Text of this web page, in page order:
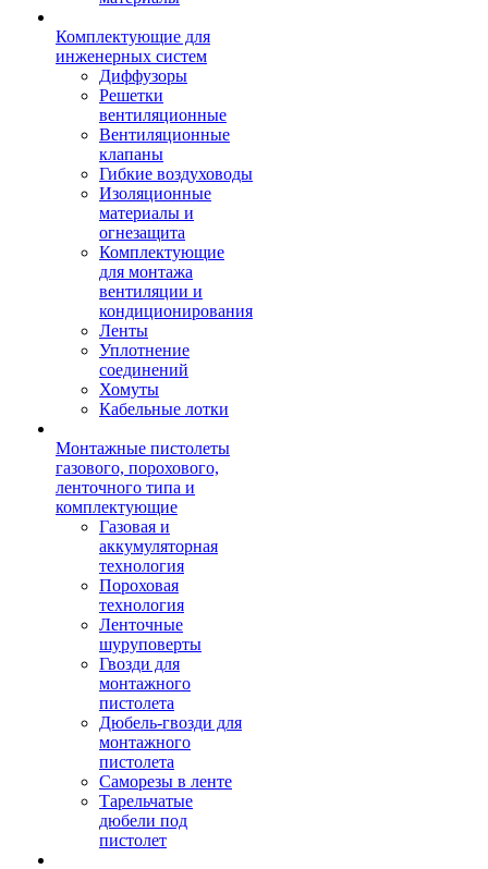
Комплектующие для
инженерных систем
Диффузоры
Решетки
вентиляционные
Вентиляционные
клапаны
Гибкие воздуховоды
Изоляционные
материалы и
огнезащита
Комплектующие
для монтажа
вентиляции и
кондиционирования
Ленты
Уплотнение
соединений
Хомуты
Кабельные лотки
Монтажные пистолеты
газового, порохового,
ленточного типа и
комплектующие
Газовая и
аккумуляторная
технология
Пороховая
технология
Ленточные
шуруповерты
Гвозди для
монтажного
пистолета
Дюбель-гвозди для
монтажного
пистолета
Саморезы в ленте
Тарельчатые
дюбели под
пистолет